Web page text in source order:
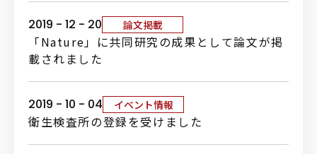
JP
2019 - 12 - 20 論文掲載
「Nature」に共同研究の成果として論文が掲
載されました
2019 - 10 - 04 イベント情報
衛生検査所の登録を受けました